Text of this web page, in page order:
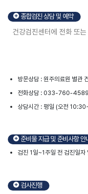
종합검진 상담 및 예약
건강검진센터에 전화 또
방문상담 : 원주의료원 별관
전화상담 : 033-760-4589
상담시간 : 평일 (오전
준비물 지급 및 준비사항 안
검진 1일~1주일 전 검진일자
검사진행